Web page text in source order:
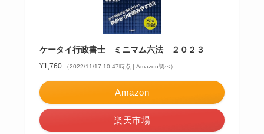
ケータイ行政書士 ミニマム六法 ２０２３
¥1,760 （2022/11/17 10:47時点 | Amazon調べ）
Amazon
楽天市場